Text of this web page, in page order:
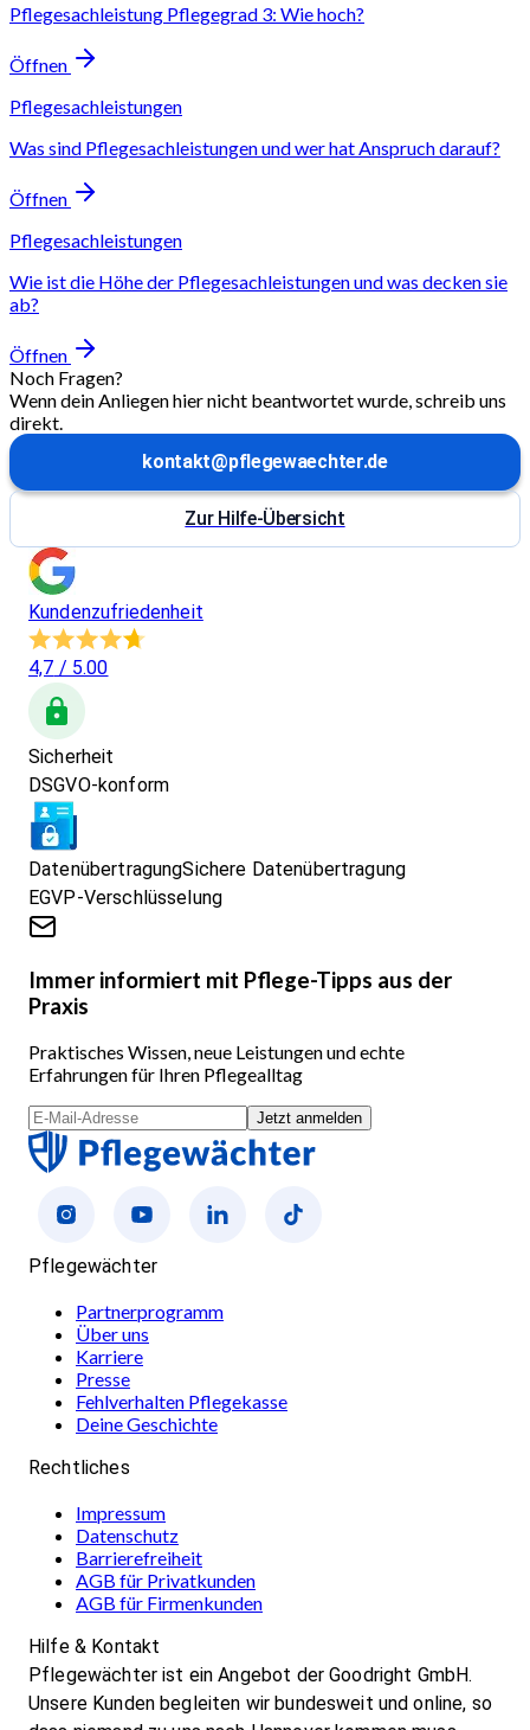
Pflegesachleistung Pflegegrad 3: Wie hoch?
Öffnen
Pflegesachleistungen
Was sind Pflegesachleistungen und wer hat Anspruch darauf?
Öffnen
Pflegesachleistungen
Wie ist die Höhe der Pflegesachleistungen und was decken sie
ab?
Öffnen
Noch Fragen?
Wenn dein Anliegen hier nicht beantwortet wurde, schreib uns
direkt.
kontakt@pflegewaechter.de
Zur Hilfe-Übersicht
Kundenzufriedenheit
4,7 / 5.00
Sicherheit
DSGVO-konform
DatenübertragungSichere Datenübertragung
EGVP-Verschlüsselung
Immer informiert mit Pflege-Tipps aus der
Praxis
Praktisches Wissen, neue Leistungen und echte
Erfahrungen für Ihren Pflegealltag
Jetzt anmelden
Pflegewächter
Partnerprogramm
Über uns
Karriere
Presse
Fehlverhalten Pflegekasse
Deine Geschichte
Rechtliches
Impressum
Datenschutz
Barrierefreiheit
AGB für Privatkunden
AGB für Firmenkunden
Hilfe & Kontakt
Pflegewächter ist ein Angebot der Goodright GmbH.
Unsere Kunden begleiten wir bundesweit und online, so